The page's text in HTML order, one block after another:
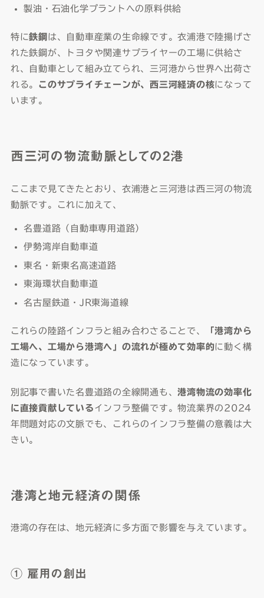
製油・石油化学プラントへの原料供給
特に鉄鋼 は、自動車産業の生命線です。衣浦港で陸揚げさ
れた鉄鋼が、トヨタや関連サプライヤーの工場に供給さ
れ、自動車として組み立てられ、三河港から世界へ出荷さ
れる。 このサプライチェーンが、西三河経済の核になって
います。
西三河の物流動脈としての2港
ここまで見てきたとおり、衣浦港と三河港は西三河の物流
動脈です。これに加えて、
名豊道路（自動車専用道路）
伊勢湾岸自動車道
東名・新東名高速道路
東海環状自動車道
名古屋鉄道・JR東海道線
これらの陸路インフラと組み合わさることで、
「港湾から
工場へ、工場から港湾へ」の流れが極めて効率的に動く構
造になっています。
別記事で書いた名豊道路の全線開通も、港湾物流の効率化
に直接貢献している インフラ整備です。物流業界の2024
年問題対応の文脈でも、これらのインフラ整備の意義は大
きい。
港湾と地元経済の関係
港湾の存在は、地元経済に多方面で影響を与えています。
① 雇用の創出